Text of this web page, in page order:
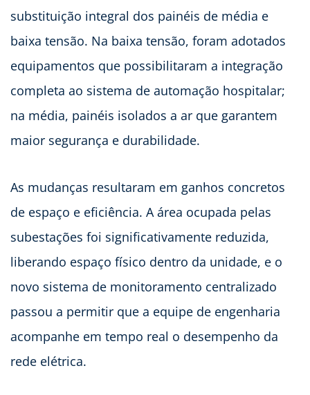
substituição integral dos painéis de média e
baixa tensão. Na baixa tensão, foram adotados
equipamentos que possibilitaram a integração
completa ao sistema de automação hospitalar;
na média, painéis isolados a ar que garantem
maior segurança e durabilidade.
As mudanças resultaram em ganhos concretos
de espaço e eficiência. A área ocupada pelas
subestações foi significativamente reduzida,
liberando espaço físico dentro da unidade, e o
novo sistema de monitoramento centralizado
passou a permitir que a equipe de engenharia
acompanhe em tempo real o desempenho da
rede elétrica.